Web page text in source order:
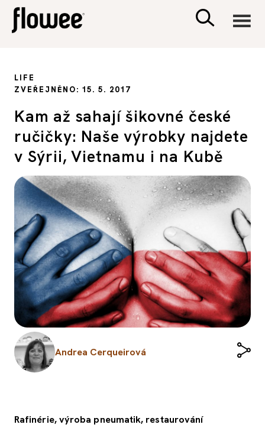
PSYCHOLOGIE
SEX A VZTAHY
PORADNA
LIFE
ZVEŘEJNĚNO: 15. 5. 2017
Kam až sahají šikovné české
ručičky: Naše výrobky najdete
v Sýrii, Vietnamu i na Kubě
Andrea Cerqueirová
Rafinérie, výroba pneumatik, restaurování